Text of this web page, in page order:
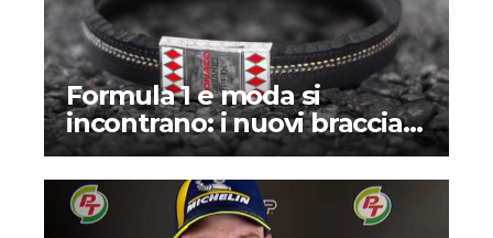
Formula 1 e moda si
incontrano: i nuovi bracciali
Mongrip realizzati con veri
pneumatici da gara